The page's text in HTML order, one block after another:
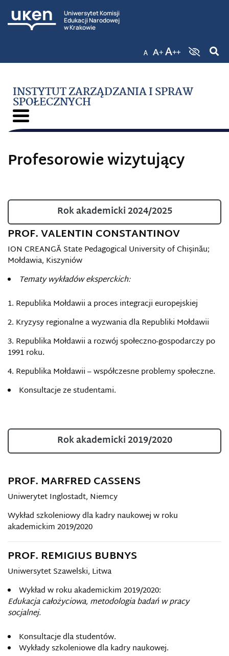
Uniwersytet Komisji
Edukacji Narodowej
w Krakowie
INSTYTUT ZARZĄDZANIA I SPRAW
SPOŁECZNYCH
Profesorowie wizytujący
Rok akademicki 2024/2025
PROF. VALENTIN CONSTANTINOV
ION CREANGĂ State Pedagogical University of Chișinău;
Mołdawia, Kiszyniów
Tematy wykładów eksperckich:
1. Republika Mołdawii a proces integracji europejskiej
2. Kryzysy regionalne a wyzwania dla Republiki Mołdawii
3. Republika Mołdawii a rozwój społeczno-gospodarczy po
1991 roku.
4. Republika Mołdawii – współczesne problemy społeczne.
Konsultacje ze studentami.
Rok akademicki 2019/2020
PROF. MARFRED CASSENS
Uniwerytet Inglostadt, Niemcy
Wykład szkoleniowy dla kadry naukowej w roku
akademickim 2019/2020
PROF. REMIGIUS BUBNYS
Uniwersytet Szawelski, Litwa
Wykład w roku akademickim 2019/2020:
Edukacja całożyciowa, metodologia badań w pracy
socjalnej.
Konsultacje dla studentów.
Wykłady szkoleniowe dla kadry naukowej.